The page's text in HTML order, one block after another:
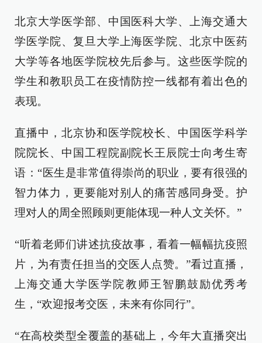
北京大学医学部、中国医科大学、上海交通大
学医学院、复旦大学上海医学院、北京中医药
大学等各地医学院校先后参与。这些医学院的
学生和教职员工在疫情防控一线都有着出色的
表现。
直播中，北京协和医学院校长、中国医学科学
院院长、中国工程院副院长王辰院士向考生寄
语：“医生是非常值得崇尚的职业，要有很强的
智力体力，更要能对别人的痛苦感同身受。护
理对人的周全照顾则更能体现一种人文关怀。”
“听着老师们讲述抗疫故事，看着一幅幅抗疫照
片，为有责任担当的交医人点赞。”看过直播，
上海交通大学医学院教师王智鹏鼓励优秀考
生，“欢迎报考交医，未来有你同行”。
“在高校类型全覆盖的基础上，今年大直播突出